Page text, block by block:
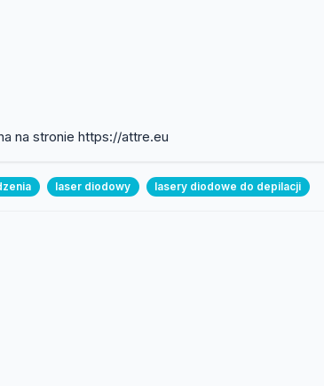
na stronie https://attre.eu
laser diodowy lasery diodowe do depilacji